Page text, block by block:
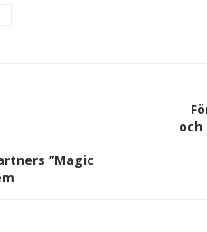
”Magic